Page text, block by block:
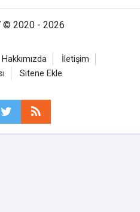
© 2020 - 2026
Hakkımızda
İletişim
Sitene Ekle